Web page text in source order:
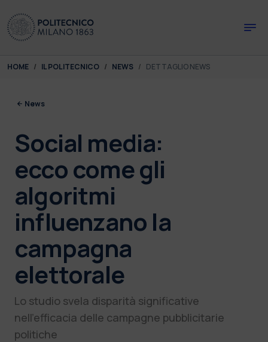
You are here:
HOME IL POLITECNICO NEWS DETTAGLIO NEWS
News
Social media:
ecco come gli
algoritmi
influenzano la
campagna
elettorale
Lo studio svela disparità significative
nell’efficacia delle campagne pubblicitarie
politiche